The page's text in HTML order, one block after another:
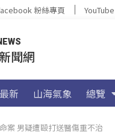
粉絲專頁
聞網
最新 山海氣象 總覽
案 男疑遭毆打送醫傷重不治